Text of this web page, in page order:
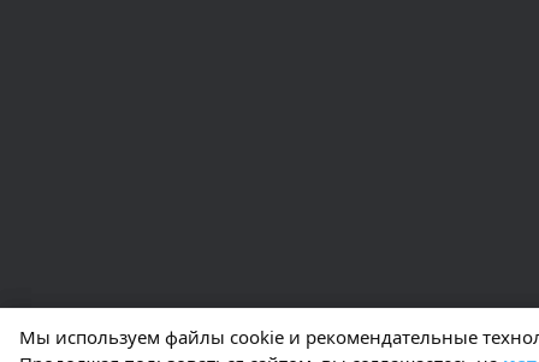
Мы используем файлы cookie и рекомендательные
Мы используем файлы cookie и рекомендательные